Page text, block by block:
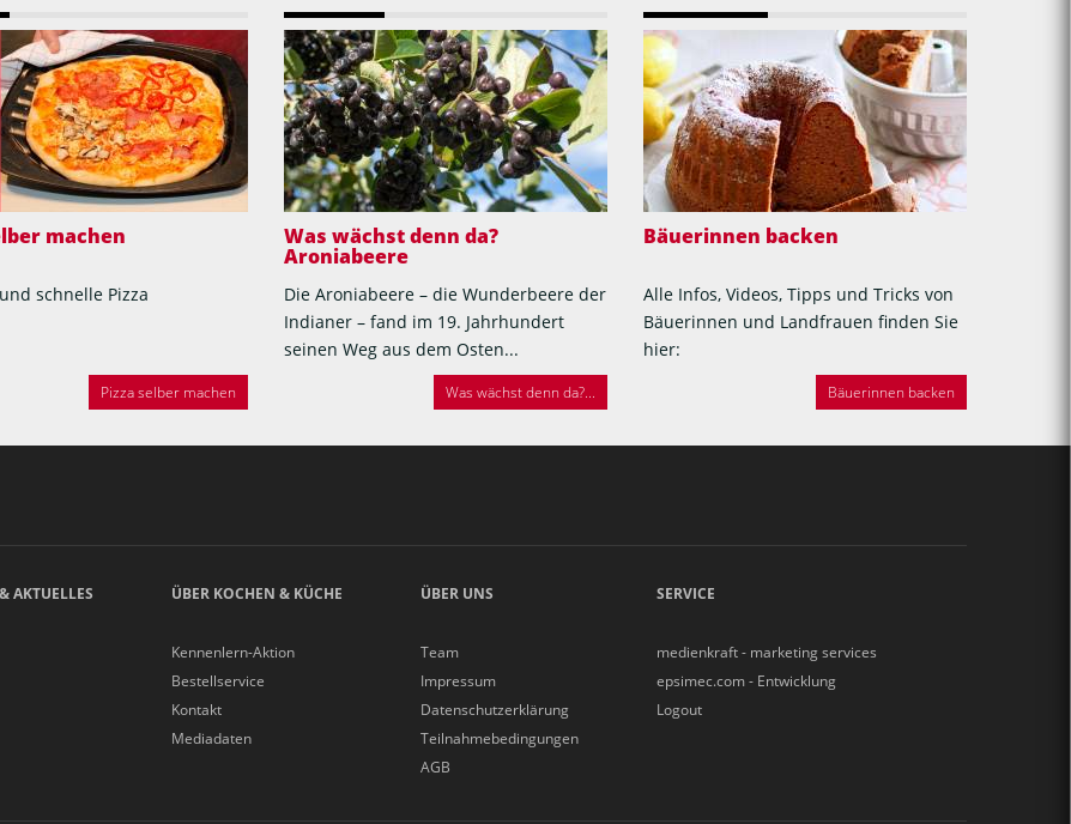
machen
schnelle Pizza
Pizza selber machen
Was wächst denn da?
Aroniabeere
Die Aroniabeere – die Wunderbeere der
Indianer – fand im 19. Jahrhundert
seinen Weg aus dem Osten...
Was wächst denn da?...
Bäuerinnen backen
Alle Infos, Videos, Tipps und Tricks von
Bäuerinnen und Landfrauen finden Sie
hier:
Bäuerinnen backen
AKTUELLES ÜBER KOCHEN & KÜCHE
Kennenlern-Aktion
Bestellservice
Kontakt
Mediadaten
ÜBER UNS
Team
Impressum
Datenschutzerklärung
Teilnahmebedingungen
AGB
SERVICE
medienkraft - marketing services
epsimec.com - Entwicklung
Logout